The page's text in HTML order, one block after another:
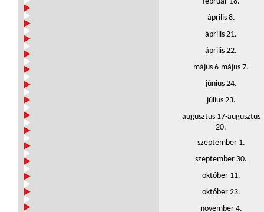
április 8.
április 21.
április 22.
május 6-május 7.
június 24.
július 23.
augusztus 17-augusztus
20.
szeptember 1.
szeptember 30.
október 11.
október 23.
november 4.